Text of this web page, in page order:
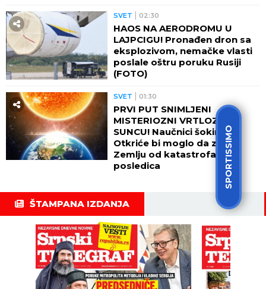
SPORTISSIMO
SVET 02:30
HAOS NA AERODROMU U
LAJPCIGU! Pronađen dron sa
eksplozivom, nemačke vlasti
poslale oštru poruku Rusiji
(FOTO)
SVET 01:30
PRVI PUT SNIMLJENI
MISTERIOZNI VRTLOZI NA
SUNCU! Naučnici šokirani:
Otkriće bi moglo da zaštiti
Zemlju od katastrofalnih
posledica
ŠTAMPANA IZDANJA